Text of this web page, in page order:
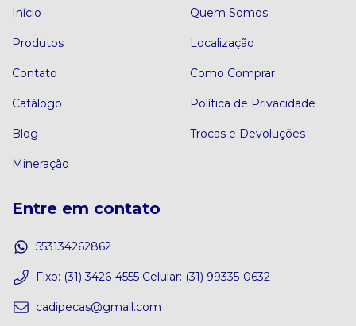
Início
Produtos
Contato
Catálogo
Blog
Mineração
Quem Somos
Localização
Como Comprar
Política de Privacidade
Trocas e Devoluções
Entre em contato
553134262862
Fixo: (31) 3426-4555 Celular: (31) 99335-0632
cadipecas@gmail.com